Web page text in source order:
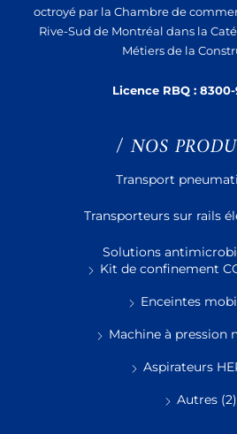
octroyé par la Chambre de
Rive-Sud de Montréal dans la
Métiers de la
Licence RBQ :
/ NOS
Transport
Transporteurs sur rails
Solutions
Kit de confinement
Enceintes
Machine à pression
Aspirateurs
Autres (2)